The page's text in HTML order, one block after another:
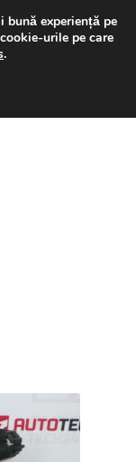
6816
bună experiență pe
urile pe care
.